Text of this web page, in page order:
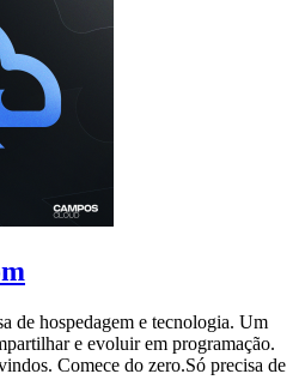
de hospedagem e tecnologia. Um
e evoluir em programação.
Comece do zero.Só precisa de